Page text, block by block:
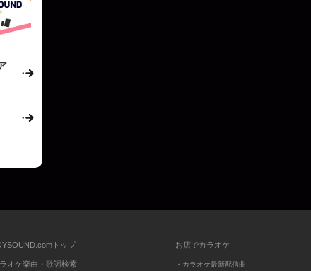
トップ
オケ楽曲・歌詞検索
お店でカラオケ
・カラオケ最新配信曲